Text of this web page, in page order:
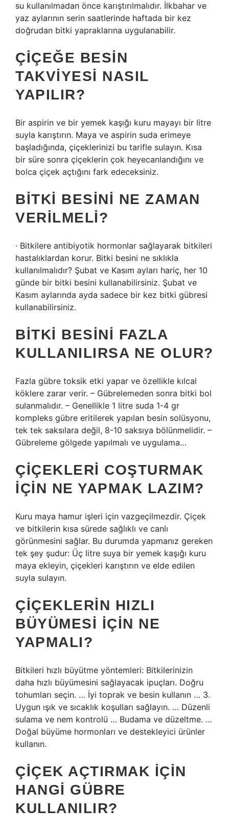
su kullanılmadan önce karıştırılmalıdır. İlkbahar ve
yaz aylarının serin saatlerinde haftada bir kez
doğrudan bitki yapraklarına uygulanabilir.
ÇIÇEĞE BESIN
TAKVIYESI NASIL
YAPILIR?
Bir aspirin ve bir yemek kaşığı kuru mayayı bir litre
suyla karıştırın. Maya ve aspirin suda erimeye
başladığında, çiçeklerinizi bu tarifle sulayın. Kısa
bir süre sonra çiçeklerin çok heyecanlandığını ve
bolca çiçek açtığını fark edeceksiniz.
BITKI BESINI NE ZAMAN
VERILMELI?
· Bitkilere antibiyotik hormonlar sağlayarak bitkileri
hastalıklardan korur. Bitki besini ne sıklıkla
kullanılmalıdır? Şubat ve Kasım ayları hariç, her 10
günde bir bitki besini kullanabilirsiniz. Şubat ve
Kasım aylarında ayda sadece bir kez bitki gübresi
kullanabilirsiniz.
BITKI BESINI FAZLA
KULLANILIRSA NE OLUR?
Fazla gübre toksik etki yapar ve özellikle kılcal
köklere zarar verir. – Gübrelemeden sonra bitki bol
sulanmalıdır. – Genellikle 1 litre suda 1-4 gr
kompleks gübre eritilerek yapılan besin solüsyonu,
tek tek saksılara değil, 8-10 saksıya bölünmelidir. –
Gübreleme gölgede yapılmalı ve uygulama…
ÇIÇEKLERI COŞTURMAK
IÇIN NE YAPMAK LAZIM?
Kuru maya hamur işleri için vazgeçilmezdir. Çiçek
ve bitkilerin kısa sürede sağlıklı ve canlı
görünmesini sağlar. Bu durumda yapmanız gereken
tek şey şudur: Üç litre suya bir yemek kaşığı kuru
maya ekleyin, çiçekleri karıştırın ve elde edilen
suyla sulayın.
ÇIÇEKLERIN HIZLI
BÜYÜMESI IÇIN NE
YAPMALI?
Bitkileri hızlı büyütme yöntemleri: Bitkilerinizin
daha hızlı büyümesini sağlayacak ipuçları. Doğru
tohumları seçin. … İyi toprak ve besin kullanın … 3.
Uygun ışık ve sıcaklık koşulları sağlayın. … Düzenli
sulama ve nem kontrolü … Budama ve düzeltme. …
Doğal büyüme hormonları ve destekleyici ürünler
kullanın.
ÇIÇEK AÇTIRMAK IÇIN
HANGI GÜBRE
KULLANILIR?